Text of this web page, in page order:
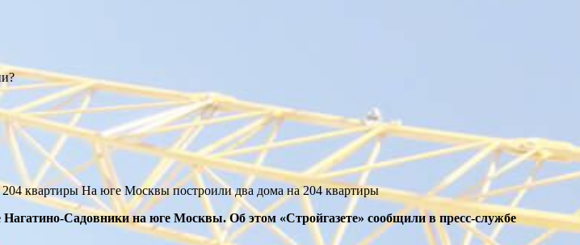
квартиры На юге Москвы построили два дома на 204 квартиры
Садовники на юге Москвы. Об этом «Стройгазете» сообщили в пресс-службе